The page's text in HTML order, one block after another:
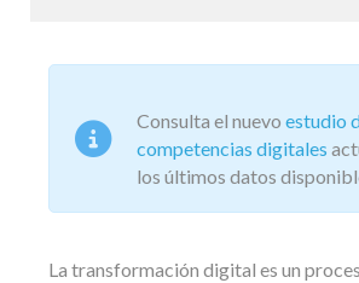
Consulta el nuevo estudio
competencias digitales
los últimos datos
La transformación digital es un